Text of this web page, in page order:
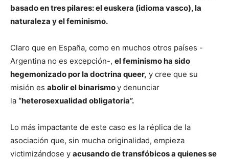
basado en tres pilares: el euskera (idioma vasco), la
naturaleza y el feminismo.
Claro que en España, como en muchos otros países -
Argentina no es excepción-, el feminismo ha sido
hegemonizado por la doctrina queer, y cree que su
misión es abolir el binarismoy denunciar
la “heterosexualidad obligatoria”.
Lo más impactante de este caso es la réplica de la
asociación que, sin mucha originalidad, empieza
victimizándose y acusando de transfóbicos a quienes se